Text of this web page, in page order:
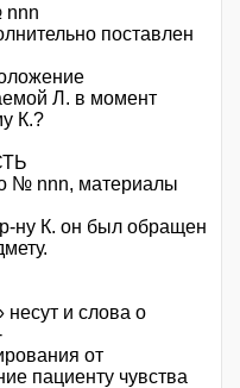
поставлен
Л. в момент
К.?
№ nnn, материалы
ну К. он был обращен
и слова о
от
пациенту чувства